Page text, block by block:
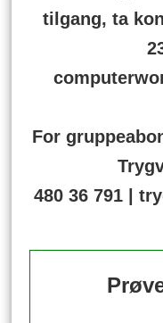
tilgang, ta
For
480 36 791 |